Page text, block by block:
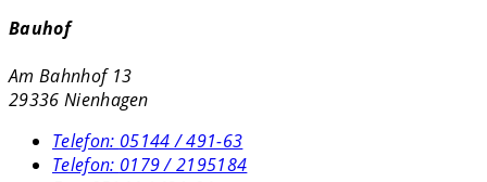
Bauhof
Am Bahnhof 13
29336 Nienhagen
Telefon: 05144 / 491-63
Telefon: 0179 / 2195184